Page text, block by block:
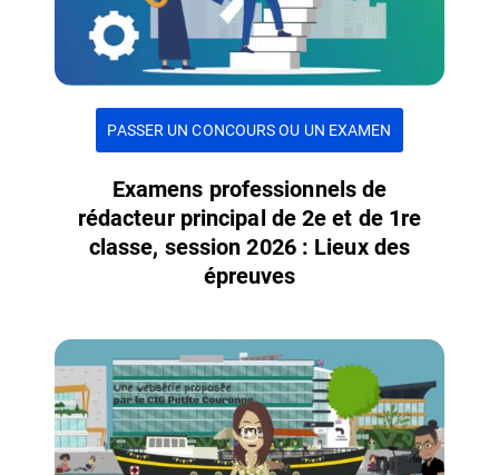
PASSER UN CONCOURS OU UN EXAMEN
Examens professionnels de
rédacteur principal de 2e et de 1re
classe, session 2026 : Lieux des
épreuves